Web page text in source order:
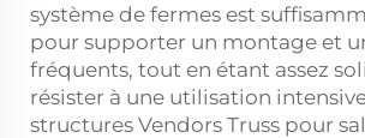
système de fermes est
pour supporter un montage et
fréquents, tout en étant assez
résister à une utilisation
structures Vendors Truss pour